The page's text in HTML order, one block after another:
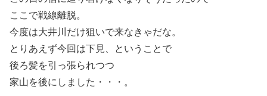
ここで戦線離脱。
今度は大井川だけ狙いで来なきゃだな。
とりあえず今回は下見、ということで
後ろ髪を引っ張られつつ
家山を後にしました・・・。